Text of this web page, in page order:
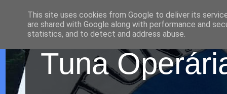
Tuna
This site uses cookies from Google to deliver its
are shared with Google along with performance and
statistics, and to detect and address abuse.